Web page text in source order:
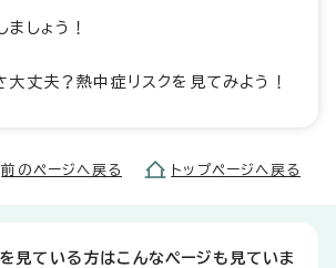
しょう！
大丈夫？熱中症リスクを見てみよう！
前のページへ戻る トップページへ戻る
見ている方はこんなページも見ていま